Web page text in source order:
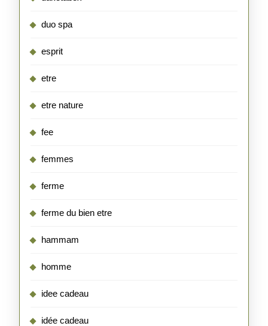
duo spa
esprit
etre
etre nature
fee
femmes
ferme
ferme du bien etre
hammam
homme
idee cadeau
idée cadeau